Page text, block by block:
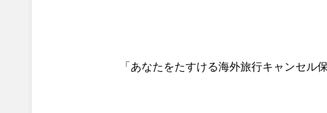
「あなたをたすける海外旅行キャンセル